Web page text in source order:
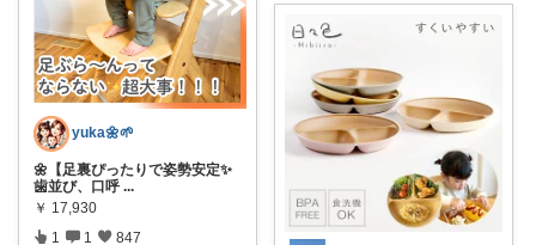
yuka🌼🌱‬‪
🌼【足裏ぴったりで姿勢安定✨️
歯並び、口呼 ...
￥ 17,930
1 1 847